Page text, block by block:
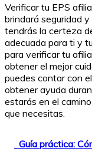
Verificar tu EPS
brindará seguridad
tendrás la certeza
adecuada para ti y
para verificar tu
obtener el mejor
puedes contar con
obtener ayuda
estarás en el
que necesitas.
Guía práctica: